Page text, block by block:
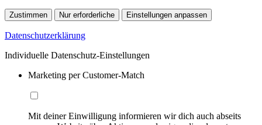
Zustimmen Nur erforderliche Einstellungen anpassen
Datenschutzerklärung
Individuelle Datenschutz-Einstellungen
Marketing per Customer-Match
Mit deiner Einwilligung informieren wir dich auch abseits